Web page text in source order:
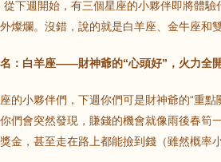
從下週開始，有三個星座的小夥伴即將體
燦爛。沒錯，說的就是白羊座、金牛座和
：白羊座——財神爺的“心頭好”，火力全
的小夥伴們，下週你們可是財神爺的“重
們會突然發現，賺錢的機會就像雨後春筍
金，甚至走在路上都能撿到錢（雖然概率